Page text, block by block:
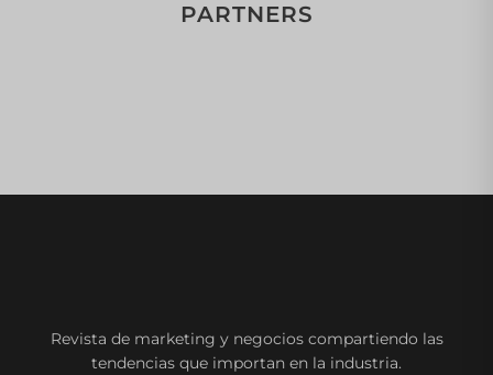
PARTNERS
Revista de marketing y negocios compartiendo las
tendencias que importan en la industria.